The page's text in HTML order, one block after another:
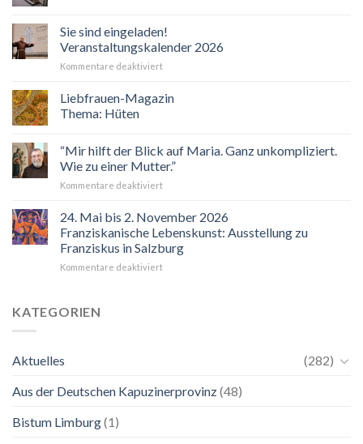
Sie sind eingeladen!
Veranstaltungskalender 2026
Kommentare deaktiviertfür
sind
eingeladen!
Liebfrauen-Magazin
Thema: Hüten
“Mir hilft der Blick auf Maria. Ganz unkompliziert.
Wie zu einer Mutter.”
Kommentare deaktiviertfür
hilft
der
Blick
auf
Maria.
24. Mai bis 2. November 2026
Franziskanische Lebenskunst: Ausstellung zu
Franziskus in Salzburg
Kommentare deaktiviertfür
Ausstellung
KATEGORIEN
Aktuelles
(282)
Aus der Deutschen Kapuzinerprovinz(48)
Bistum Limburg(1)